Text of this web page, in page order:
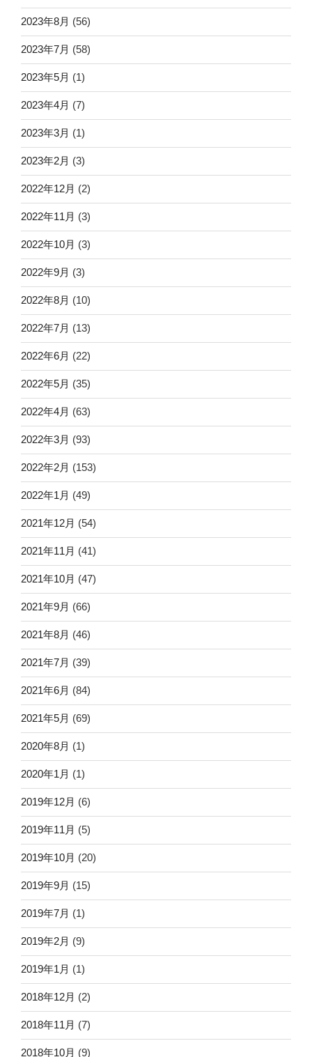
2023年8月 (56)
2023年7月 (58)
2023年5月 (1)
2023年4月 (7)
2023年3月 (1)
2023年2月 (3)
2022年12月 (2)
2022年11月 (3)
2022年10月 (3)
2022年9月 (3)
2022年8月 (10)
2022年7月 (13)
2022年6月 (22)
2022年5月 (35)
2022年4月 (63)
2022年3月 (93)
2022年2月 (153)
2022年1月 (49)
2021年12月 (54)
2021年11月 (41)
2021年10月 (47)
2021年9月 (66)
2021年8月 (46)
2021年7月 (39)
2021年6月 (84)
2021年5月 (69)
2020年8月 (1)
2020年1月 (1)
2019年12月 (6)
2019年11月 (5)
2019年10月 (20)
2019年9月 (15)
2019年7月 (1)
2019年2月 (9)
2019年1月 (1)
2018年12月 (2)
2018年11月 (7)
2018年10月 (9)